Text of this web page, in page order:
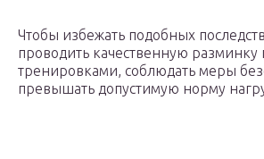
Чтобы избежать подобных
проводить качественную разминку
тренировками, соблюдать меры
превышать допустимую норму